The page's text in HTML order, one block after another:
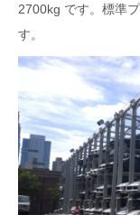
2700kg です。標準
す。